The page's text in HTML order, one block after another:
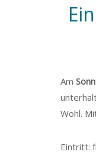
Am
Wohl.
Eintritt: